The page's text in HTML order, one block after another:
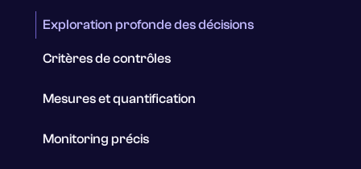
Exploration profonde des décisions
Critères de contrôles
Mesures et quantification
Monitoring précis